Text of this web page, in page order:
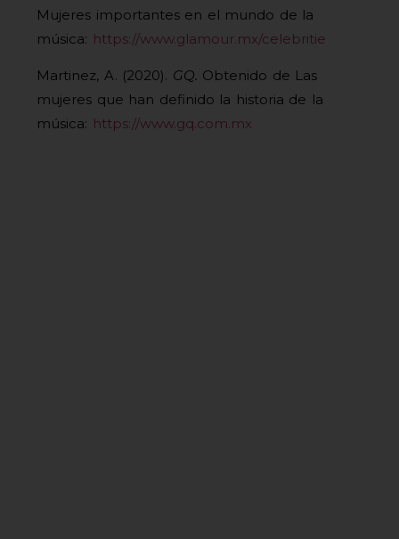
Mujeres importantes en el mundo de la
música: https://www.glamour.mx/celebritie
Martinez, A. (2020). GQ. Obtenido de Las
mujeres que han definido la historia de la
música: https://www.gq.com.mx